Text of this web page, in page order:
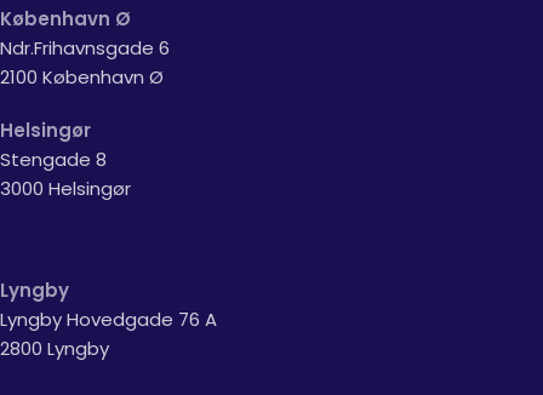
København Ø
Ndr.Frihavnsgade 6
2100 København Ø
Helsingør
Stengade 8
3000 Helsingør
Lyngby
Lyngby Hovedgade 76 A
2800 Lyngby